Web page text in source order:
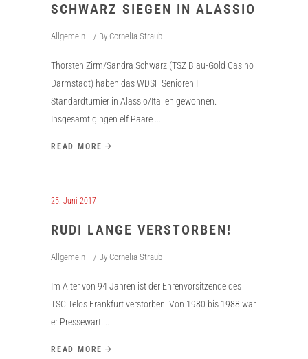
SCHWARZ SIEGEN IN ALASSIO
Allgemein By Cornelia Straub
Thorsten Zirm/Sandra Schwarz (TSZ Blau-Gold Casino
Darmstadt) haben das WDSF Senioren I
Standardturnier in Alassio/Italien gewonnen.
Insgesamt gingen elf Paare
READ MORE
25. Juni 2017
RUDI LANGE VERSTORBEN!
Allgemein By Cornelia Straub
Im Alter von 94 Jahren ist der Ehrenvorsitzende des
TSC Telos Frankfurt verstorben. Von 1980 bis 1988 war
er Pressewart
READ MORE